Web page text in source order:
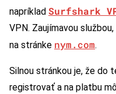
napríklad Surfshark
VPN. Zaujímavou
na stránke nym.com.
Silnou stránkou je, že do
registrovať a na platbu